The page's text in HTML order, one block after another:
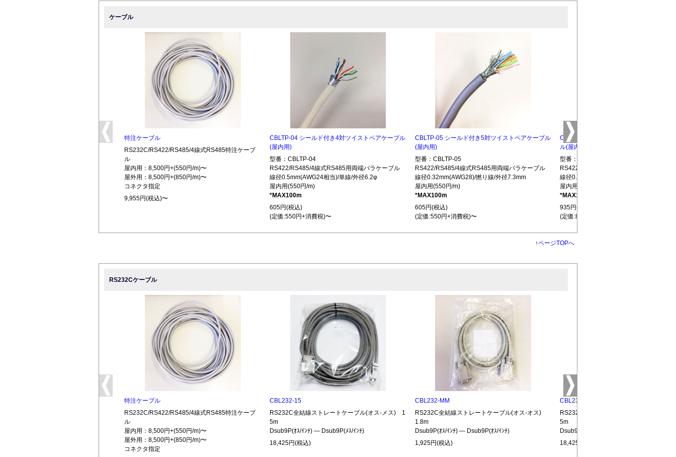
ケーブル
特注ケーブル
RS232C/RS422/RS485/4線式RS485特注ケーブ
ル
屋内用：8,500円+(550円/m)〜
屋外用：8,500円+(850円/m)〜
コネクタ指定
9,955円(税込)〜
CBLTP-04 シールド付き4対ツイストペアケーブル
(屋内用)
型番：CBLTP-04
RS422/RS485/4線式RS485用両端バラケーブル
線径0.5mm(AWG24相当)/単線/外径6.2φ
屋内用(550円/m)
*MAX100m
605円(税込)
(定価:550円+消費税)〜
CBLTP-05 シールド付き5対ツイストペアケーブル
(屋内用)
型番：CBLTP-05
RS422/RS485/4線式RS485用両端バラケーブル
線径0.32mm(AWG28)/撚り線/外径7.3mm
屋内用(550円/m)
*MAX100m
605円(税込)
(定価:550円+消費税)〜
CBLTP-10 シールド付き10対ツイストペ
ル(屋内用)
型番：CBLTP-10
RS422/RS485/4線式RS485用両端バラケ
線径0.32mm(AWG28)/撚り線/外径12.7mm
屋内用(850円/m)
*MAX100m
935円(税込)
(定価:850円+消費税)〜
↑ページTOPへ
RS232Cケーブル
特注ケーブル
RS232C/RS422/RS485/4線式RS485特注ケーブ
ル
屋内用：8,500円+(550円/m)〜
屋外用：8,500円+(850円/m)〜
コネクタ指定
CBL232-15
RS232C全結線ストレートケーブル(オス-メス) 1
5m
Dsub9P(ｵｽ/ｲﾝﾁ) ― Dsub9P(ﾒｽ/ｲﾝﾁ)
18,425円(税込)
CBL232-MM
RS232C全結線ストレートケーブル(オス-オス)
1.8m
Dsub9P(ｵｽ/ｲﾝﾁ) ― Dsub9P(ｵｽ/ｲﾝﾁ)
1,925円(税込)
CBL232-MM-15
RS232C全結線ストレートケーブル(オス
5m
Dsub9P(ｵｽ/ｲﾝﾁ) ― Dsub9P(ｵｽ/ｲﾝﾁ)
18,425円(税込)